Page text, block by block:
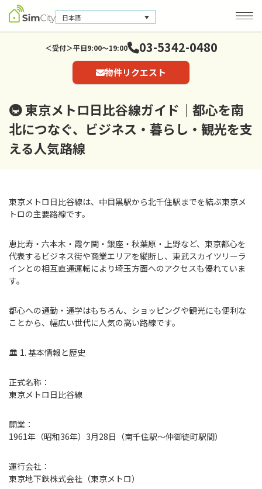
日本語
個人情報保護方針
＜受付＞平日9:00～19:00 03-5342-0480
物件リクエスト
🚇 東京メトロ日比谷線ガイド｜都心を南
北につなぐ、ビジネス・暮らし・観光を支
える人気路線
東京メトロ日比谷線は、中目黒駅から北千住駅までを結ぶ東京メ
トロの主要路線です。
恵比寿・六本木・霞ケ関・銀座・秋葉原・上野など、東京都心を
代表するビジネス街や商業エリアを縦断し、東武スカイツリーラ
インとの相互直通運転により埼玉方面へのアクセスも優れていま
す。
都心への通勤・通学はもちろん、ショッピングや観光にも便利な
ことから、幅広い世代に人気の高い路線です。
🏛 1. 基本情報と歴史
正式名称：
東京メトロ日比谷線
開業：
1961年（昭和36年）3月28日（南千住駅～仲御徒町駅間）
運行会社：
東京地下鉄株式会社（東京メトロ）